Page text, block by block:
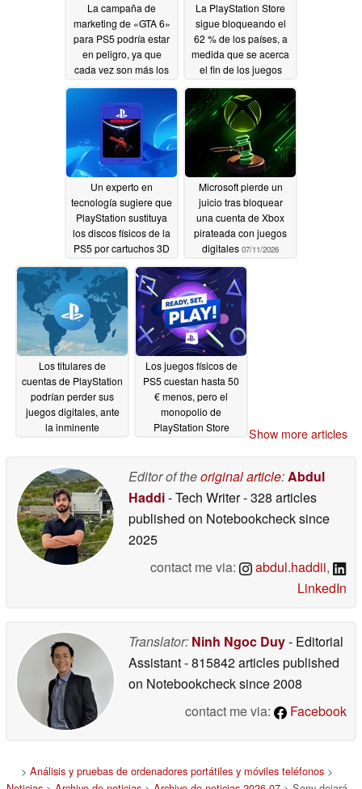
La campaña de
marketing de «GTA 6»
para PS5 podría estar
en peligro, ya que
cada vez son más los
quejan de la reacción
negativa hacia
PlayStation07/17/2026
La PlayStation Store
sigue bloqueando el
62 % de los países, a
medida que se acerca
el fin de los juegos
07/15/2026
Un experto en
tecnología sugiere que
PlayStation sustituya
los discos físicos de la
PS5 por cartuchos 3D
07/14/2026
Microsoft pierde un
juicio tras bloquear
una cuenta de Xbox
pirateada con juegos
digitales 07/11/2026
Los titulares de
cuentas de PlayStation
podrían perder sus
juegos digitales, ante
la inminente
07/11/2026
Los juegos físicos de
PS5 cuestan hasta 50
€ menos, pero el
monopolio de
PlayStation Store
Show more articles
Editor of theoriginal article:Abdul
Haddi- Tech Writer- 328 articles
published on Notebookchecksince
2025
contact me via:
abdul.haddii,
LinkedIn
Translator: Ninh Ngoc Duy- Editorial
Assistant- 815842 articles published
on Notebookchecksince 2008
contact me via:
Facebook
> Análisis y pruebas de ordenadores portátiles y móviles teléfonos >